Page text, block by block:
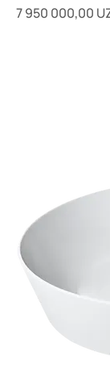
Цена
7 950 000,00